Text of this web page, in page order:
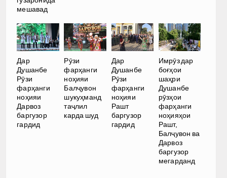
мешавад
Дар
Душанбе
Рӯзи
фарҳанги
ноҳияи
Дарвоз
баргузор
гардид
Рӯзи
фарҳанги
ноҳияи
Балҷувон
шукуҳманд
таҷлил
карда шуд
Дар
Душанбе
Рӯзи
фарҳанги
ноҳияи
Рашт
баргузор
гардид
Имрӯз дар
боғҳои
шаҳри
Душанбе
рӯзҳои
фарҳанги
ноҳияҳои
Рашт,
Балҷувон ва
Дарвоз
баргузор
мегарданд